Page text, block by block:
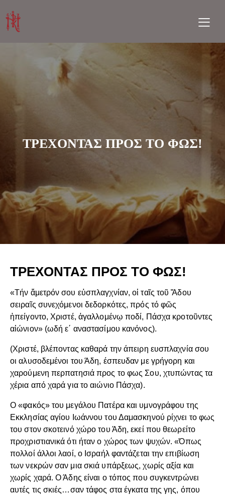
ΤΡΕΧΟΝΤΑΣ ΠΡΟΣ ΤΟ ΦΩΣ!
ΤΡΕΧΟΝΤΑΣ ΠΡΟΣ ΤΟ ΦΩΣ!
«Τήν ἄμετρόν σου εὐσπλαγχνίαν, οἱ ταῖς τοῦ Ἅδου
σειραῖς συνεχόμενοι δεδορκότες, πρός τό φῶς
ἠπείγοντο, Χριστέ, ἀγαλλομένῳ ποδί, Πάσχα κροτοῦντες
αἰώνιον» (ωδή ε΄ αναστασίμου κανόνος).
(Χριστέ, βλέποντας καθαρά την άπειρη ευσπλαχνία σου
οι αλυσοδεμένοι του Άδη, έσπευδαν με γρήγορη και
χαρούμενη περπατησιά προς το φως Σου, χτυπώντας τα
χέρια από χαρά για το αιώνιο Πάσχα).
Ο «φακός» του μεγάλου Πατέρα και υμνογράφου της
Εκκλησίας αγίου Ιωάννου του Δαμασκηνού ρίχνει το φως
του στον σκοτεινό χώρο του Άδη, εκεί που θεωρείτο
προχριστιανικά ότι ήταν ο χώρος των ψυχών. «Όπως
πολλοί άλλοι λαοί, ο Ισραήλ φαντάζεται την επιβίωση
των νεκρών σαν μια σκιά υπάρξεως, χωρίς αξία και
χωρίς χαρά. Ο Άδης είναι ο τόπος που συγκεντρώνει
αυτές τις σκιές…σαν τάφος στα έγκατα της γης, όπου